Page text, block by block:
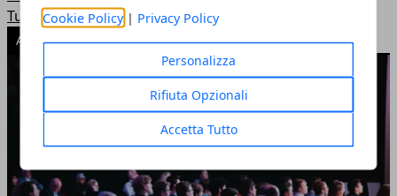
Cookie Policy | Privacy Policy
Personalizza
Rifiuta Opzionali
Accetta Tutto
Turismo
ARTICOLI POPOLARI